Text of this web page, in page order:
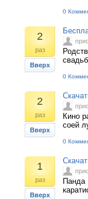
0
2
раз
Вверх
0
2
раз
Вверх
Кино
соей
0
1
раз
Вверх
Панда